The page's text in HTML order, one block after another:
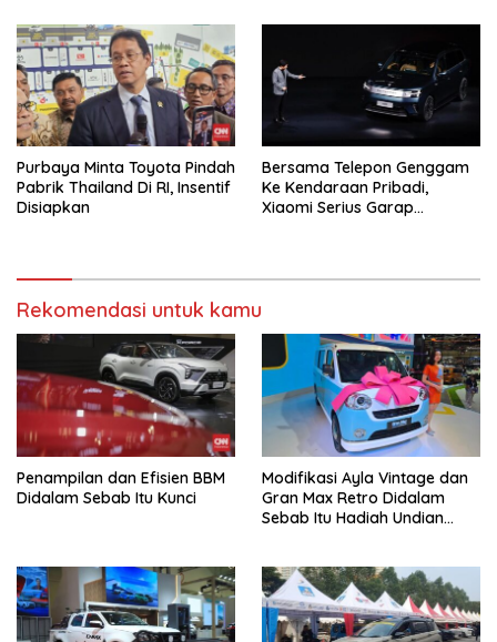
Purbaya Minta Toyota Pindah
Pabrik Thailand Di RI, Insentif
Disiapkan
Bersama Telepon Genggam
Ke Kendaraan Pribadi,
Xiaomi Serius Garap
Rekomendasi untuk kamu
Penampilan dan Efisien BBM
Didalam Sebab Itu Kunci
Modifikasi Ayla Vintage dan
Gran Max Retro Didalam
Sebab Itu Hadiah Undian